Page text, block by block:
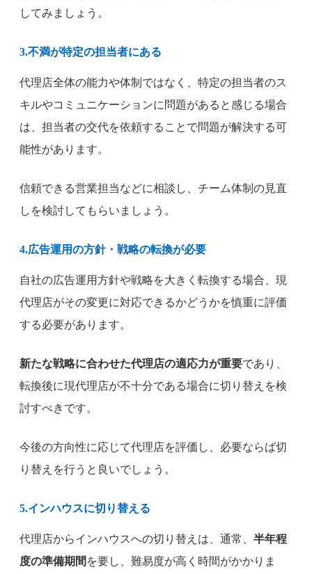
してみましょう。
3.不満が特定の担当者にある
代理店全体の能力や体制ではなく、特定の担当者のス
キルやコミュニケーションに問題があると感じる場合
は、担当者の交代を依頼することで問題が解決する可
能性があります。
信頼できる営業担当などに相談し、チーム体制の見直
しを検討してもらいましょう。
4.広告運用の方針・戦略の転換が必要
自社の広告運用方針や戦略を大きく転換する場合、現
代理店がその変更に対応できるかどうかを慎重に評価
する必要があります。
新たな戦略に合わせた代理店の適応力が重要であり、
転換後に現代理店が不十分である場合に切り替えを検
討すべきです。
今後の方向性に応じて代理店を評価し、必要ならば切
り替えを行うと良いでしょう。
5.インハウスに切り替える
代理店からインハウスへの切り替えは、通常、 半年程
度の準備期間 を要し、難易度が高く時間がかかりま